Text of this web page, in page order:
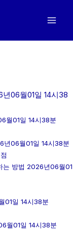
06월01일 14시38
월01일 14시38분
년06월01일 14시38분
는 방법 2026년06월01
01일 14시38분
월01일 14시38분